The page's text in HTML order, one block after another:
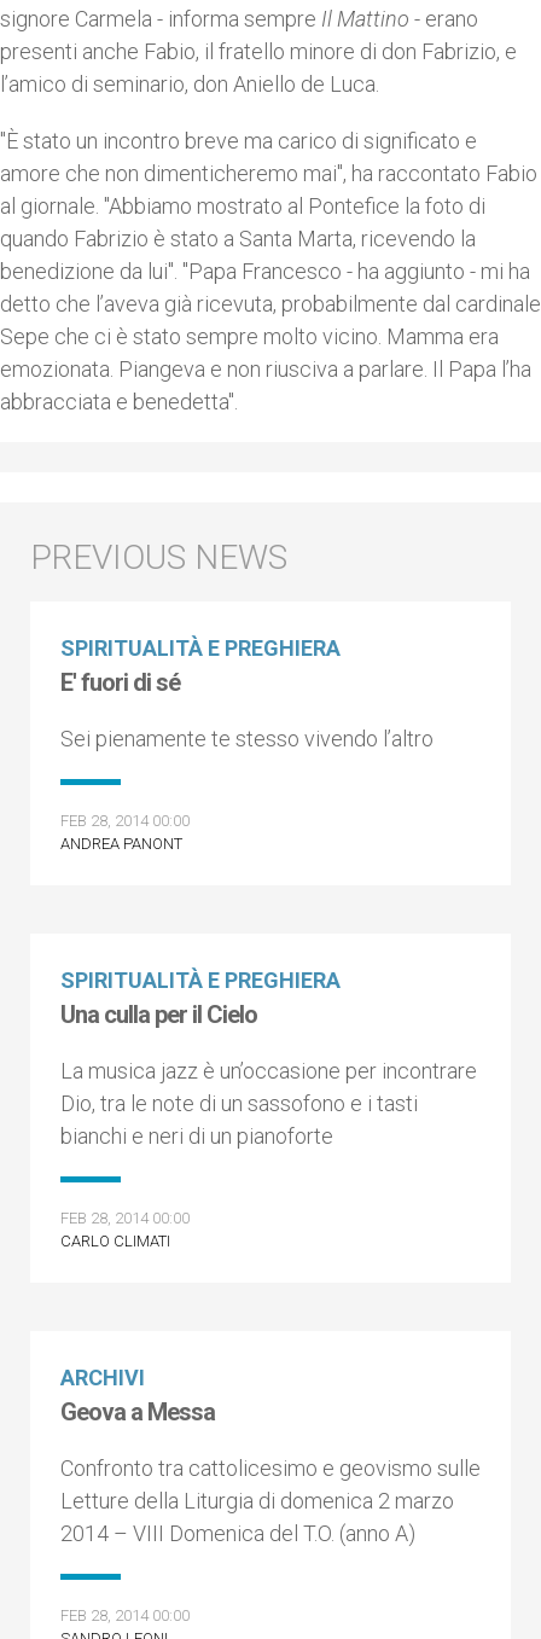
signore Carmela - informa sempre Il Mattino - erano
presenti anche Fabio, il fratello minore di don Fabrizio, e
l’amico di seminario, don Aniello de Luca.
"È stato un incontro breve ma carico di significato e
amore che non dimenticheremo mai", ha raccontato Fabio
al giornale. "Abbiamo mostrato al Pontefice la foto di
quando Fabrizio è stato a Santa Marta, ricevendo la
benedizione da lui". "Papa Francesco - ha aggiunto - mi ha
detto che l’aveva già ricevuta, probabilmente dal cardinale
Sepe che ci è stato sempre molto vicino. Mamma era
emozionata. Piangeva e non riusciva a parlare. Il Papa l’ha
abbracciata e benedetta".
SPIRITUALITÀ E PREGHIERA
E' fuori di sé
Sei pienamente te stesso vivendo l’altro
FEB 28, 2014 00:00
ANDREA PANONT
SPIRITUALITÀ E PREGHIERA
Una culla per il Cielo
La musica jazz è un’occasione per incontrare
Dio, tra le note di un sassofono e i tasti
bianchi e neri di un pianoforte
FEB 28, 2014 00:00
CARLO CLIMATI
ARCHIVI
Geova a Messa
Confronto tra cattolicesimo e geovismo sulle
Letture della Liturgia di domenica 2 marzo
2014 – VIII Domenica del T.O. (anno A)
FEB 28, 2014 00:00